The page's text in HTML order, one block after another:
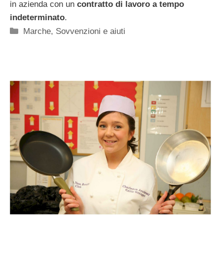
in azienda con un contratto di lavoro a tempo
indeterminato.
Categorie
Marche, Sovvenzioni e aiuti